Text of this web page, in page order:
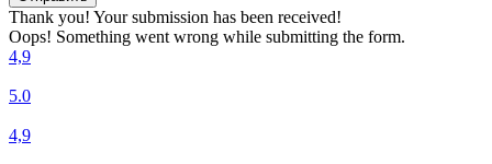
Thank you! Your submission has been received!
Oops! Something went wrong while submitting the form.
4,9
5.0
4,9